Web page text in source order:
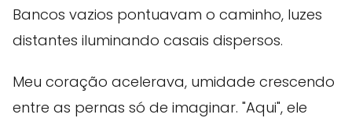
Bancos vazios pontuavam o caminho, luzes
distantes iluminando casais dispersos.
Meu coração acelerava, umidade crescendo
entre as pernas só de imaginar. "Aqui", ele